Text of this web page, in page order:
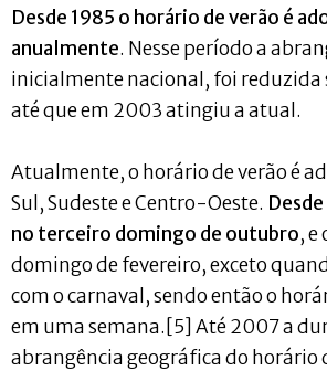
Desde 1985 o horário de verão é
anualmente. Nesse período a
inicialmente nacional, foi reduzida
até que em 2003 atingiu a atual.
Atualmente, o horário de verão é
Sul, Sudeste e Centro-Oeste.
no terceiro domingo de outubro,
domingo de fevereiro, exceto
com o carnaval, sendo então o
em uma semana.[5] Até 2007 a
abrangência geográfica do horário